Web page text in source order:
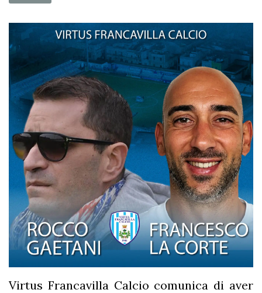
Virtus Francavilla Calcio comunica di aver